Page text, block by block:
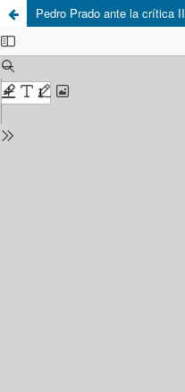
Pedro Prado ante la crítica II